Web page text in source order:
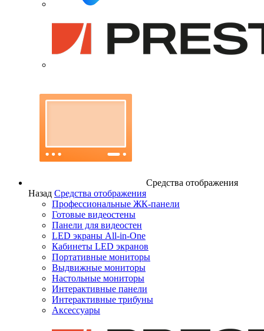
Средства отображения
Назад Средства отображения
Профессиональные ЖК-панели
Готовые видеостены
Панели для видеостен
LED экраны All-in-One
Кабинеты LED экранов
Портативные мониторы
Выдвижные мониторы
Настольные мониторы
Интерактивные панели
Интерактивные трибуны
Аксессуары